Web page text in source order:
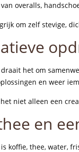
overalls,
om zelf stevige,
het om
en weer
niet alleen een
en
koffie, thee, water,